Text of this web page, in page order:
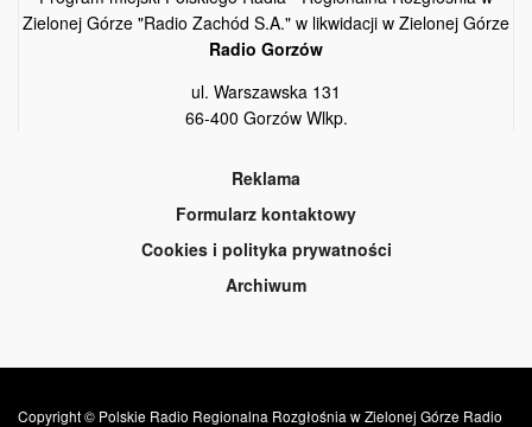
Zielonej Górze "Radio Zachód S.A." w likwidacji w Zielonej Górze
Radio Gorzów
ul. Warszawska 131
66-400 Gorzów Wlkp.
Reklama
Formularz kontaktowy
Cookies i polityka prywatności
Archiwum
Copyright © Polskie Radio Regionalna Rozgłośnia w Zielonej Górze Radio